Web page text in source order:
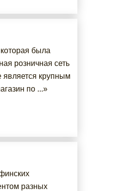
была
розничная сеть
является крупным
по ...»
разных